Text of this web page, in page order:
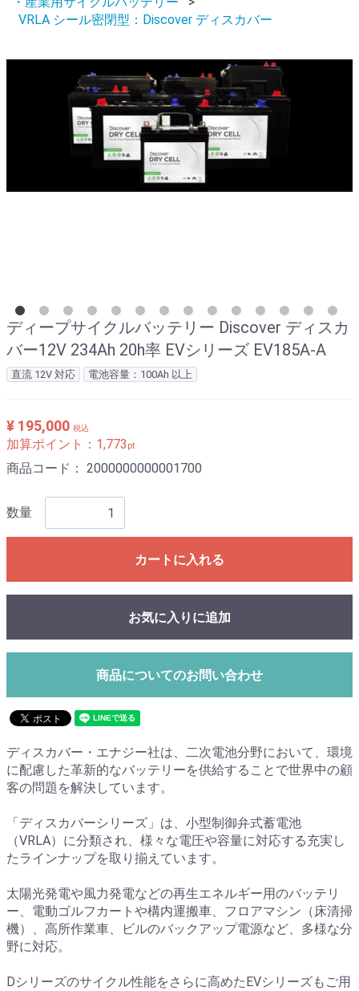
VRLA シール密閉型：Discover ディスカバー
ディープサイクルバッテリー Discover ディスカ
バー12V 234Ah 20h率 EVシリーズ EV185A-A
直流 12V 対応 電池容量：100Ah 以上
¥ 195,000 税込
加算ポイント： 1,773 pt
商品コード： 2000000000001700
数量
カートに入れる
お気に入りに追加
商品についてのお問い合わせ
ディスカバー・エナジー社は、二次電池分野において、環境
に配慮した革新的なバッテリーを供給することで世界中の顧
客の問題を解決しています。
「ディスカバーシリーズ」は、小型制御弁式蓄電池
（VRLA）に分類され、様々な電圧や容量に対応する充実し
たラインナップを取り揃えています。
太陽光発電や風力発電などの再生エネルギー用のバッテリ
ー、電動ゴルフカートや構内運搬車、フロアマシン（床清掃
機）、高所作業車、ビルのバックアップ電源など、多様な分
野に対応。
Dシリーズのサイクル性能をさらに高めたEVシリーズもご用